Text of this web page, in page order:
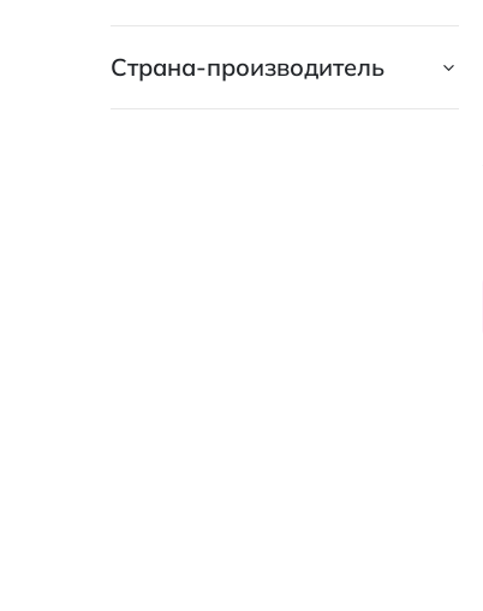
Страна-производитель